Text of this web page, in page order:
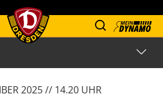
2025 // 14.20 UHR